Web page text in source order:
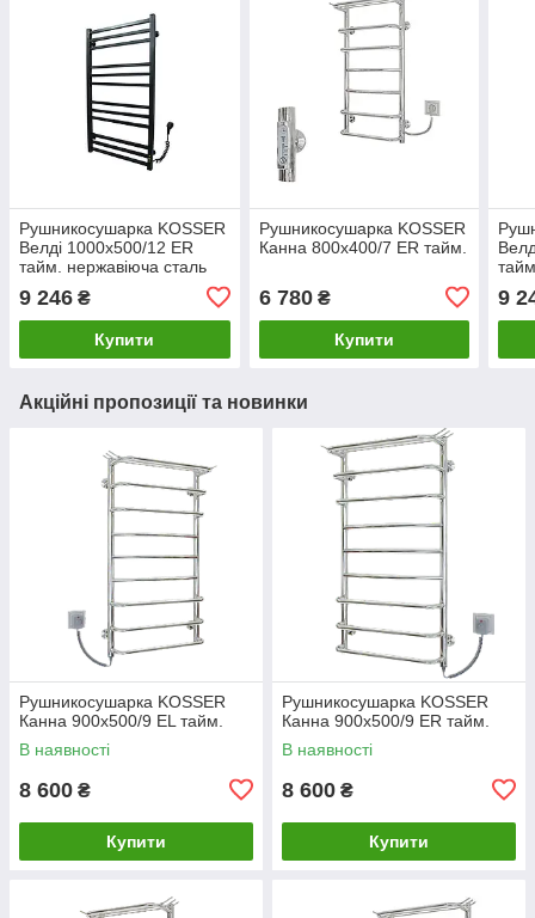
Рушникосушарка KOSSER
Велді 1000х500/12 ЕR
тайм. нержавіюча сталь
9 246 ₴
Купити
Рушникосушарка KOSSER
Канна 800х400/7 ЕR тайм.
6 780₴
Купити
9
Акційні пропозиції та новинки
Рушникосушарка KOSSER
Канна 900х500/9 ЕL тайм.
В наявності
8 600 ₴
Купити
Рушникосушарка KOSSER
Канна 900х500/9 ЕR тайм.
В наявності
8 600 ₴
Купити